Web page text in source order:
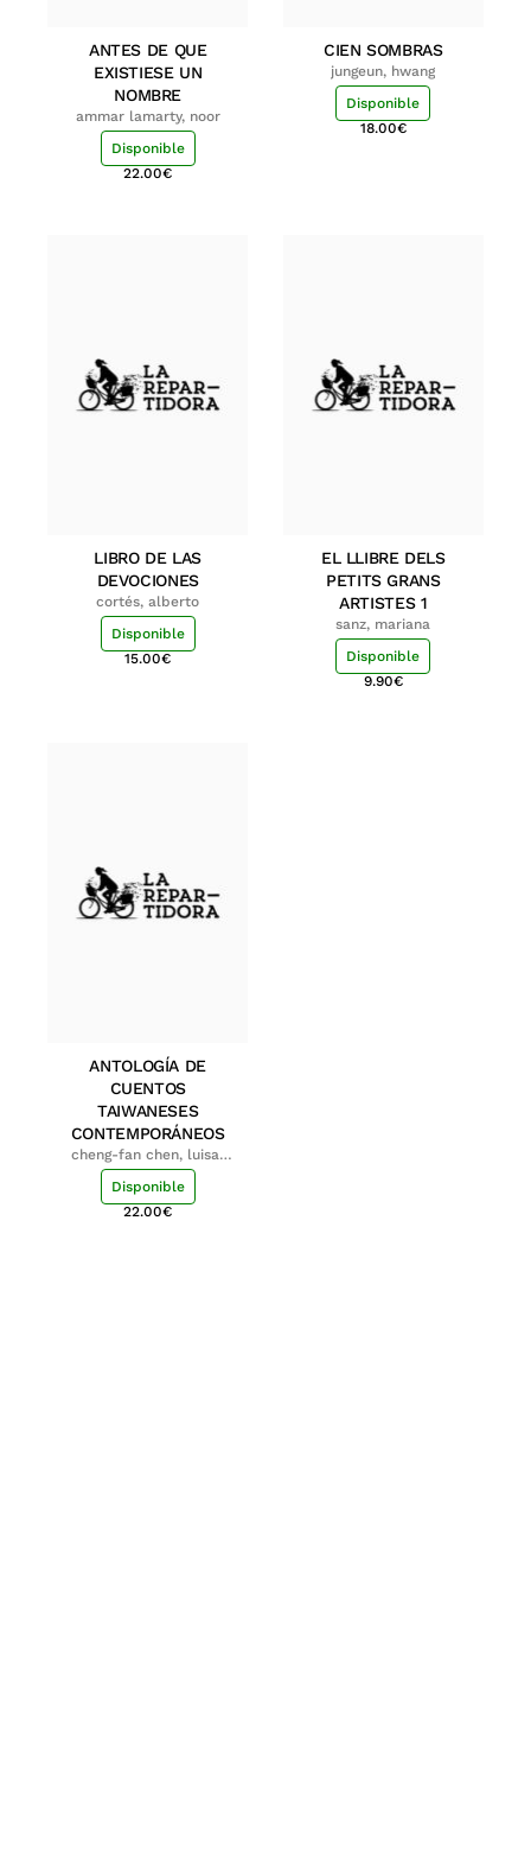
ANTES DE QUE
EXISTIESE UN
NOMBRE
ammar lamarty, noor
Disponible
22.00€
CIEN SOMBRAS
jungeun, hwang
Disponible
18.00€
LIBRO DE LAS
DEVOCIONES
cortés, alberto
Disponible
15.00€
EL LLIBRE DELS
PETITS GRANS
ARTISTES 1
sanz, mariana
Disponible
9.90€
ANTOLOGÍA DE
CUENTOS
TAIWANESES
CONTEMPORÁNEOS
cheng-fan chen, luisa;
shu-ying chang, luisa
Disponible
22.00€